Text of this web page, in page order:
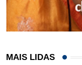
MAIS LIDAS